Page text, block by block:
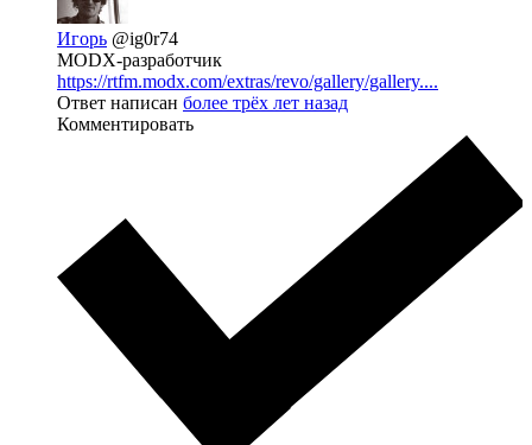
Игорь @ig0r74
MODX-разработчик
https://rtfm.modx.com/extras/revo/gallery/gallery....
Ответ написан более трёх лет назад
Комментировать